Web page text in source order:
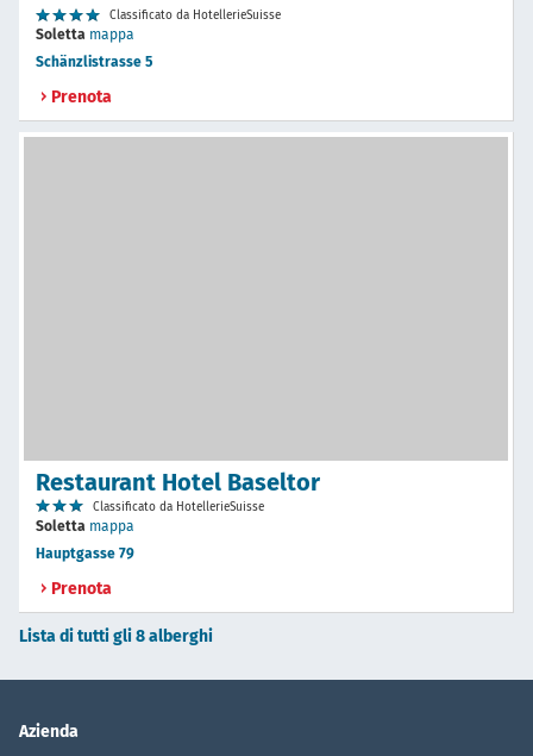
Classificato da HotellerieSuisse
Soletta mappa
Schänzlistrasse 5
Prenota
Restaurant Hotel Baseltor
Classificato da HotellerieSuisse
Soletta mappa
Hauptgasse 79
Prenota
Lista di tutti gli 8 alberghi
Azienda